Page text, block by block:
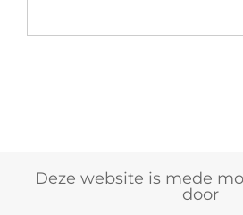
Deze website is mede
door